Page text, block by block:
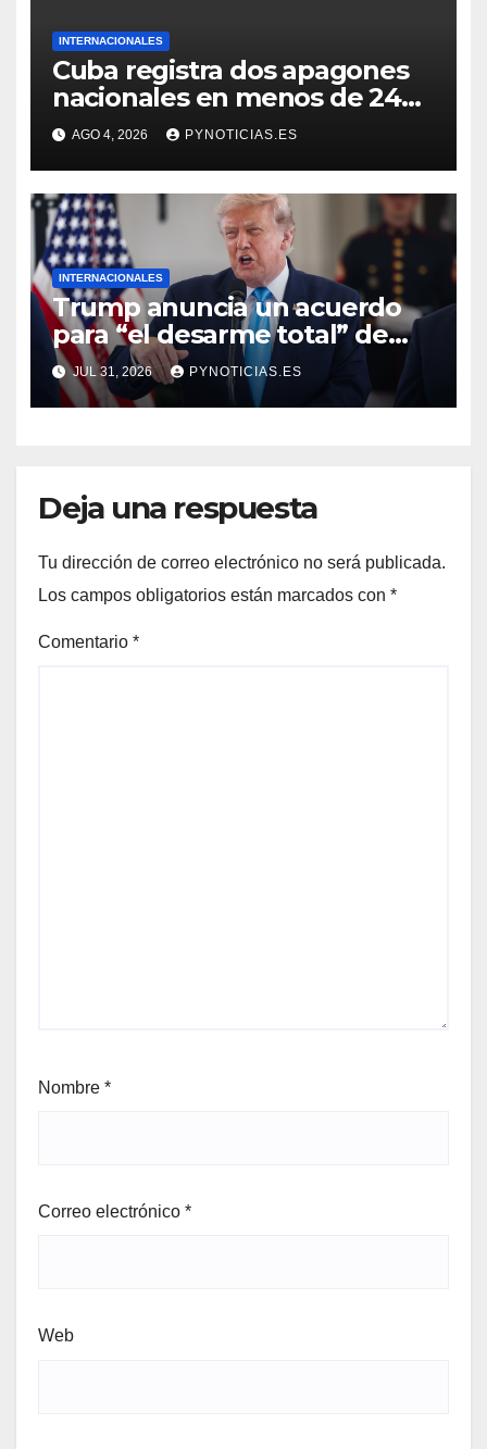
INTERNACIONALES
Cuba registra dos apagones
nacionales en menos de 24
horas
AGO 4, 2026 PYNOTICIAS.ES
INTERNACIONALES
Trump anuncia un acuerdo
para “el desarme total” de
Hamás
JUL 31, 2026 PYNOTICIAS.ES
Deja una respuesta
Tu dirección de correo electrónico no será publicada.
Los campos obligatorios están marcados con *
Comentario *
Nombre *
Correo electrónico *
Web